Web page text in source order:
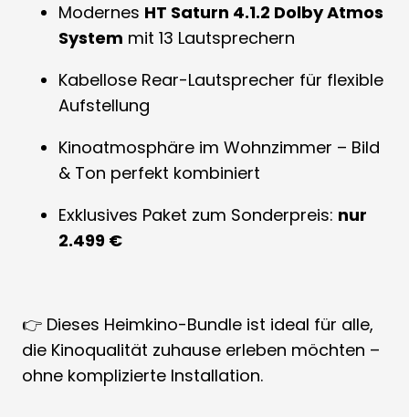
Modernes HT Saturn 4.1.2 Dolby Atmos
System mit 13 Lautsprechern
Kabellose Rear-Lautsprecher für flexible
Aufstellung
Kinoatmosphäre im Wohnzimmer – Bild
& Ton perfekt kombiniert
Exklusives Paket zum Sonderpreis: nur
2.499 €
👉 Dieses Heimkino-Bundle ist ideal für alle,
die Kinoqualität zuhause erleben möchten –
ohne komplizierte Installation.